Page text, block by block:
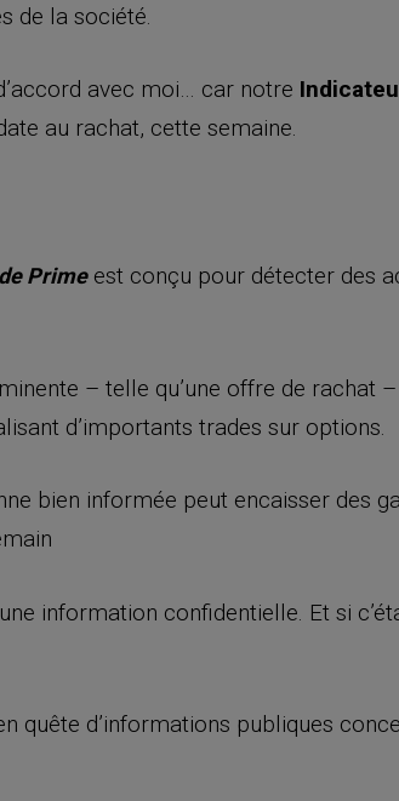
de la société.
avec moi… car notre
au rachat, cette semaine.
Primeest conçu pour détecter des
– telle qu’une offre de rachat
d’importants trades sur options.
bien informée peut encaisser des
information confidentielle. Et si
quête d’informations publiques